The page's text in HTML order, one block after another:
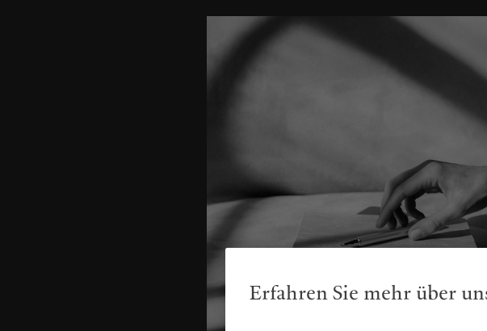
Erfahren Sie mehr über